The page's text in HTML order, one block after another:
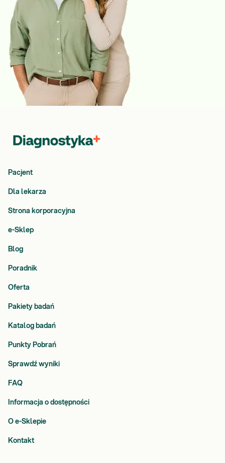
Pacjent
Dla lekarza
Strona korporacyjna
e-Sklep
Blog
Poradnik
Oferta
Pakiety badań
Katalog badań
Punkty Pobrań
Sprawdź wyniki
FAQ
Informacja o dostępności
O e-Sklepie
Kontakt